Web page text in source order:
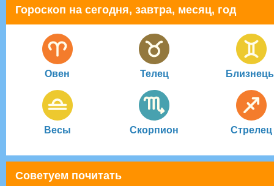
Гороскоп на сегодня, завтра, месяц, год
Овен Телец
Весы Скорпион Стрелец
Советуем почитать